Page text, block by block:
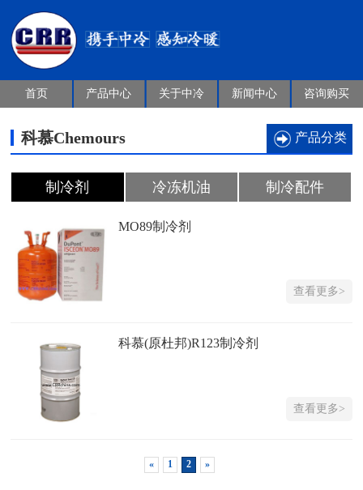
首页 产品中心 关于中冷 新闻中心 咨询购买
科慕Chemours 产品分类
制冷剂 冷冻机油 制冷配件
MO89制冷剂
查看更多>
科慕(原杜邦)R123制冷剂
查看更多>
« 1 2 »